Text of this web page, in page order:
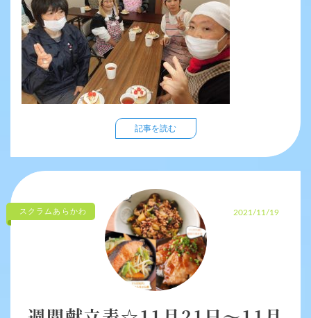
記事を読む
スクラムあらかわ 2021/11/19